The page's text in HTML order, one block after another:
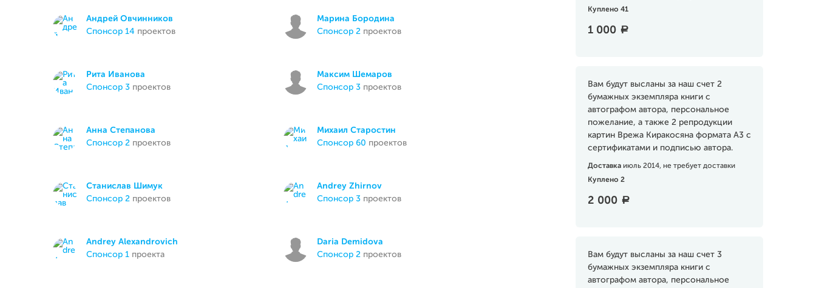
Куплено 41
1 000 a
Вам будут высланы за наш счет 2
бумажных экземпляра книги с
автографом автора, персональное
пожелание, а также 2 репродукции
картин Врежа Киракосяна формата А3 с
сертификатами и подписью автора.
Доставка июль 2014, не требует доставки
Куплено 2
2 000 a
Вам будут высланы за наш счет 3
бумажных экземпляра книги с
автографом автора, персональное
Андрей Овчинников
спонсор 14 проектов
Марина Бородина
спонсор 2 проектов
Рита Иванова
спонсор 3 проектов
Максим Шемаров
спонсор 3 проектов
Анна Степанова
спонсор 2 проектов
Михаил Старостин
спонсор 60 проектов
Станислав Шимук
спонсор 2 проектов
Andrey Zhirnov
спонсор 3 проектов
Andrey Alexandrovich
спонсор 1 проекта
Daria Demidova
спонсор 2 проектов